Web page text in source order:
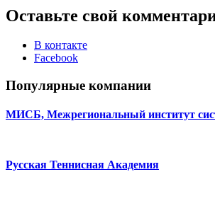
Оставьте свой
В контакте
Facebook
Популярные компании
МИСБ, Межрегиональный институт
Русская Теннисная Академия